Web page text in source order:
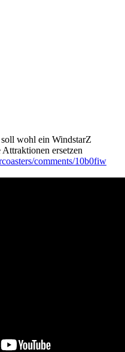
wohl ein WindstarZ
ersetzen
comments/10b0fiw